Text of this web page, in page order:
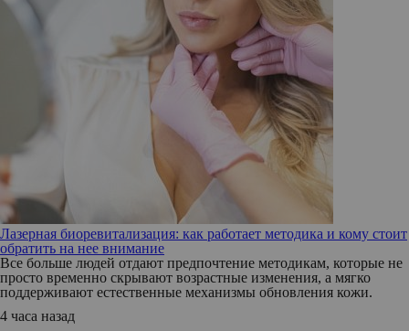
Лазерная биоревитализация: как работает методика и кому стоит
обратить на нее внимание
Все больше людей отдают предпочтение методикам, которые не
просто временно скрывают возрастные изменения, а мягко
поддерживают естественные механизмы обновления кожи.
4 часа назад